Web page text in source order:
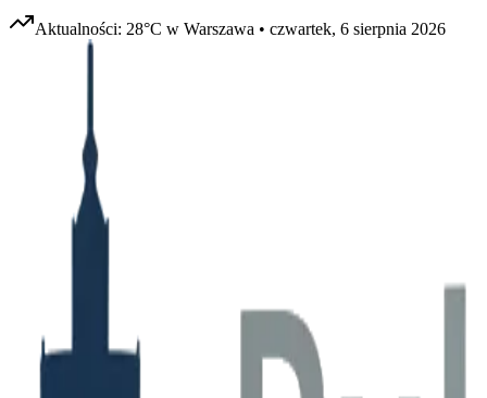
Aktualności: 28°C w Warszawa • czwartek, 6 sierpnia 2026